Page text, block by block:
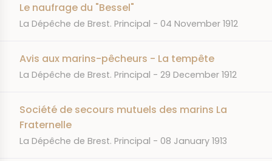
Le naufrage du "Bessel"
JOURNAL
La Dépêche de Brest. Principal DATE
04 November 1912
Avis aux marins-pêcheurs - La tempête
JOURNAL
La Dépêche de Brest. Principal DATE
29 December 1912
Société de secours mutuels des marins La
Fraternelle
JOURNAL
La Dépêche de Brest. Principal DATE
08 January 1913